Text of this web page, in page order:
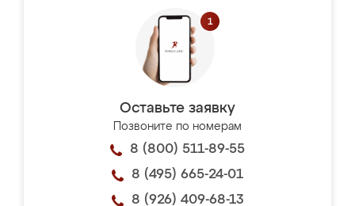
Оставьте заявку
Позвоните по номерам
8 (800) 511-89-55
8 (495) 665-24-01
8 (926) 409-68-13